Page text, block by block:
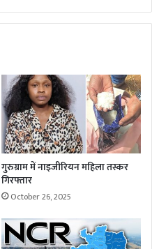
te
गुरुग्राम में नाइजीरियन महिला तस्कर
गिरफ्तार
October 26, 2025